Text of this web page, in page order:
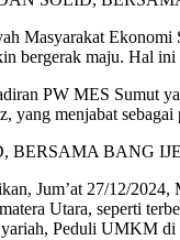
Masyarakat Ekonomi
bergerak maju. Hal
PW MES Sumut
yang menjabat
Jum’at 27/12/
Utara, seperti
Peduli UMKM